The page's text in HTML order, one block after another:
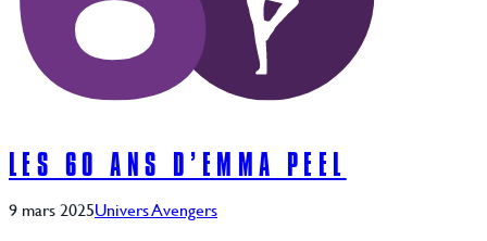
LES 60 ANS D’EMMA PEEL
9 mars 2025Univers Avengers